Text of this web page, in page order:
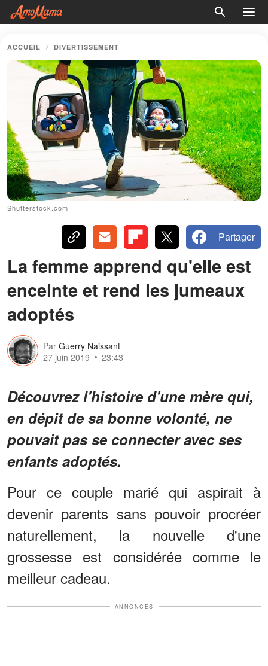
ACCUEIL DIVERTISSEMENT
Shutterstock.com
Partager
La femme apprend qu'elle est
enceinte et rend les jumeaux
adoptés
Par Guerry Naissant
27 juin 2019
23:43
Découvrez l'histoire d'une mère qui,
en dépit de sa bonne volonté, ne
pouvait pas se connecter avec ses
enfants adoptés.
Pour ce couple marié qui aspirait à
devenir parents sans pouvoir procréer
naturellement, la nouvelle d'une
grossesse est considérée comme le
meilleur cadeau.
ANNONCES